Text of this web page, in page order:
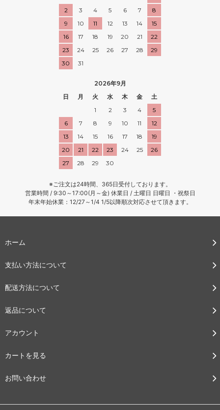
2
3 4 5 6 7
8
9
10 11 12 13 14
15
16
17 18 19 20 21
22
23
24 25 26 27 28
29
30
31
2026年9月
日
月 火 水 木 金
土
1
2 3 4
5
6
7 8 9 10 11
12
13
14 15 16 17 18
19
20
21 22 23 24 25
26
27
28 29 30
※ご注文は24時間、365日受付しております。
営業時間 / 9:30～17:00(月～金) 休業日 / 土曜日 日曜日 ・祝祭日
年末年始休業：12/27～1/4 1/5以降順次対応させて頂きます。
ホーム
支払い方法について
配送方法について
返品について
アカウント
カートを見る
お問い合わせ